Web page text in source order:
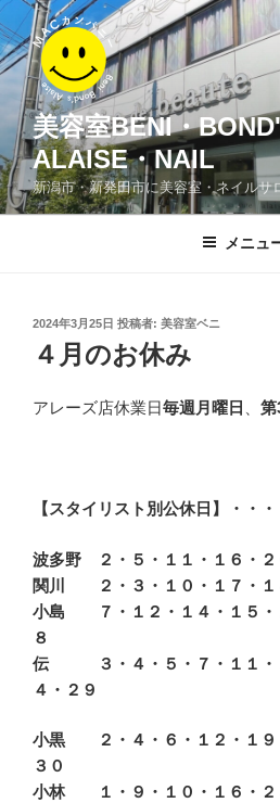
ン
テ
へ
ス
キ
ッ
美容室BENI・
ALAISE・NAIL
新潟市・新発田市に美容室・ネイルサ
メニュ
投
日:
2024年3月25日 投稿者: 美容室ベニ
４月のお休み
アレーズ店休業日毎週月曜日 第
【スタイリスト別公休日】・・
波多野 ２・５・１１・１６・２
関川 ２・３・１０・１７・１
小島 ７・１２・１４・１５・
８
伝 ３・４・５・７・１１・１
４・２９
小黒 ２・４・６・１２・１９
３０
小林 １・９・１０・１６・２